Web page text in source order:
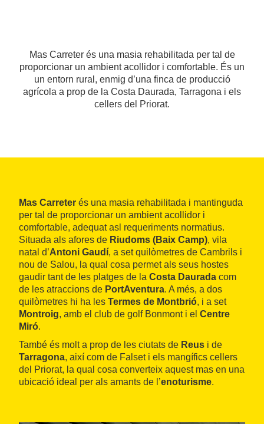
Mas Carreter és una masia rehabilitada per tal de
proporcionar un ambient acollidor i comfortable. És un
un entorn rural, enmig d’una finca de producció
agrícola a prop de la Costa Daurada, Tarragona i els
cellers del Priorat.
Mas Carreter és una masia rehabilitada i mantinguda
per tal de proporcionar un ambient acollidor i
comfortable, adequat asl requeriments normatius.
Situada als afores de Riudoms (Baix Camp), vila
natal d’Antoni Gaudí, a set quilòmetres de Cambrils i
nou de Salou, la qual cosa permet als seus hostes
gaudir tant de les platges de la Costa Daurada com
de les atraccions de PortAventura. A més, a dos
quilòmetres hi ha les Termes de Montbrió, i a set
Montroig, amb el club de golf Bonmont i el Centre
Miró.
També és molt a prop de les ciutats de Reus i de
Tarragona, així com de Falset i els mangífics cellers
del Priorat, la qual cosa converteix aquest mas en una
ubicació ideal per als amants de l’enoturisme.